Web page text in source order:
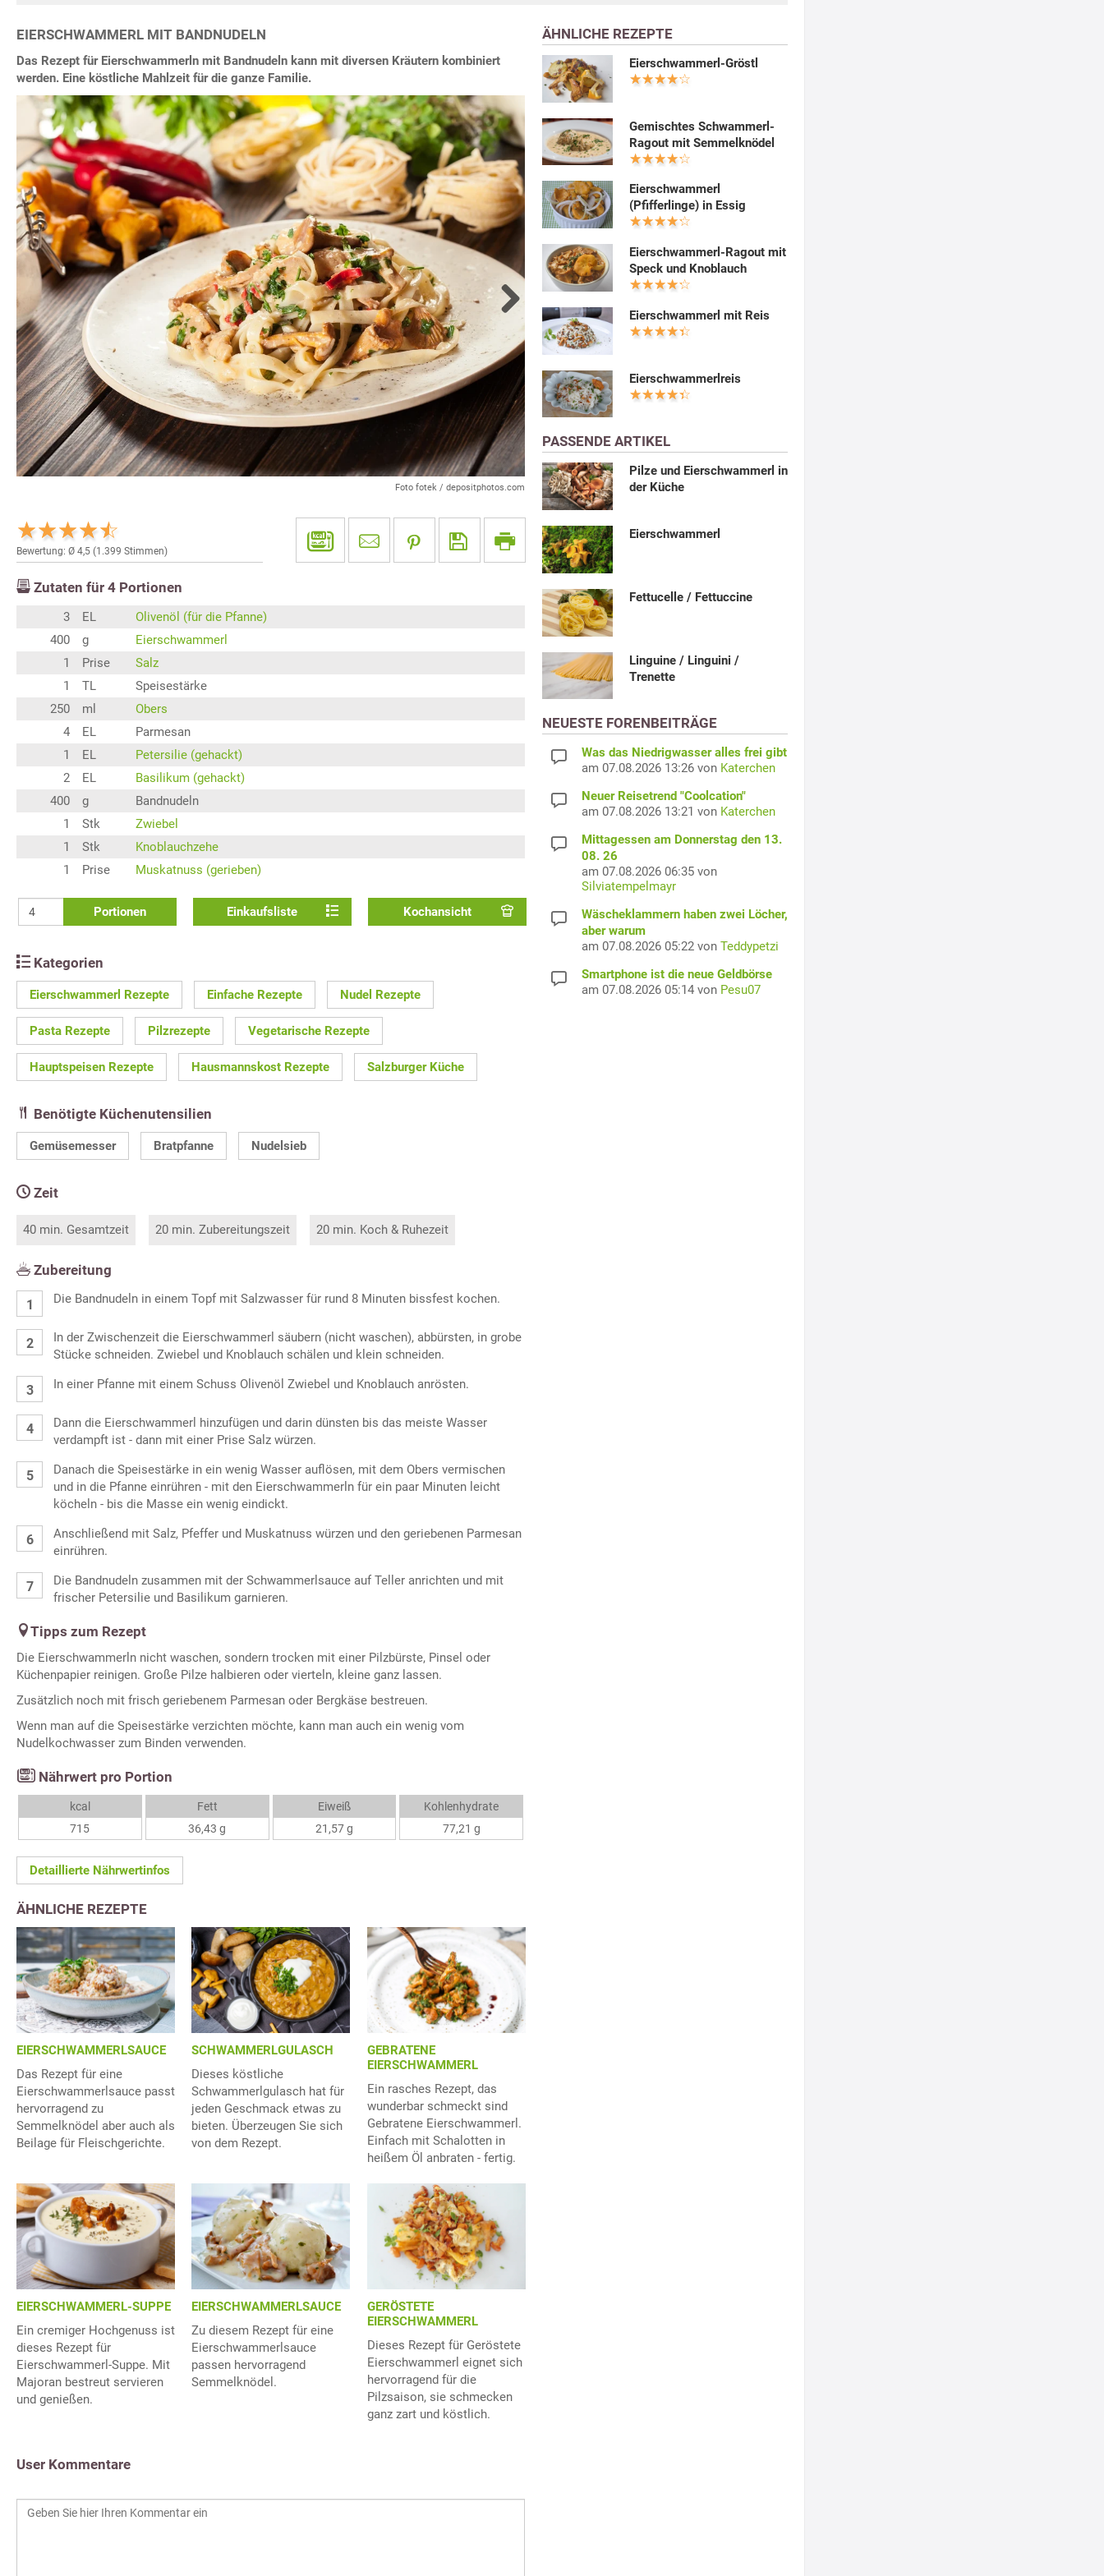
EIERSCHWAMMERL MIT BANDNUDELN
Das Rezept für Eierschwammerln mit Bandnudeln kann mit diversen Kräutern kombiniert
werden. Eine köstliche Mahlzeit für die ganze Familie.
Foto fotek / depositphotos.com
Bewertung: Ø 4,5 (1.399 Stimmen)
Zutaten für 4 Portionen
3 EL
Olivenöl (für die Pfanne)
400
g
Eierschwammerl
1
Prise
Salz
1
TL
Speisestärke
250
ml
Obers
4
EL
Parmesan
1
EL
Petersilie (gehackt)
2
EL
Basilikum (gehackt)
400
g
Bandnudeln
1
Stk
Zwiebel
1
Stk
Knoblauchzehe
1
Prise Muskatnuss (gerieben)
Portionen Einkaufsliste Kochansicht
Kategorien
Eierschwammerl Rezepte Einfache Rezepte Nudel Rezepte
Pasta Rezepte Pilzrezepte Vegetarische Rezepte
Hauptspeisen Rezepte Hausmannskost Rezepte Salzburger Küche
Benötigte Küchenutensilien
Gemüsemesser Bratpfanne Nudelsieb
Zeit
40 min. Gesamtzeit 20 min. Zubereitungszeit 20 min. Koch & Ruhezeit
Zubereitung
Die Bandnudeln in einem Topf mit Salzwasser für rund 8 Minuten bissfest kochen.
In der Zwischenzeit die Eierschwammerl säubern (nicht waschen), abbürsten, in grobe
Stücke schneiden. Zwiebel und Knoblauch schälen und klein schneiden.
In einer Pfanne mit einem Schuss Olivenöl Zwiebel und Knoblauch anrösten.
Dann die Eierschwammerl hinzufügen und darin dünsten bis das meiste Wasser
verdampft ist - dann mit einer Prise Salz würzen.
Danach die Speisestärke in ein wenig Wasser auflösen, mit dem Obers vermischen
und in die Pfanne einrühren - mit den Eierschwammerln für ein paar Minuten leicht
köcheln - bis die Masse ein wenig eindickt.
Anschließend mit Salz, Pfeffer und Muskatnuss würzen und den geriebenen Parmesan
einrühren.
Die Bandnudeln zusammen mit der Schwammerlsauce auf Teller anrichten und mit
frischer Petersilie und Basilikum garnieren.
Tipps zum Rezept
Die Eierschwammerln nicht waschen, sondern trocken mit einer Pilzbürste, Pinsel oder
Küchenpapier reinigen. Große Pilze halbieren oder vierteln, kleine ganz lassen.
Zusätzlich noch mit frisch geriebenem Parmesan oder Bergkäse bestreuen.
Wenn man auf die Speisestärke verzichten möchte, kann man auch ein wenig vom
Nudelkochwasser zum Binden verwenden.
Nährwert pro Portion
kcal
715
Fett
36,43 g
Eiweiß
21,57 g
Kohlenhydrate
77,21 g
Detaillierte Nährwertinfos
ÄHNLICHE REZEPTE
EIERSCHWAMMERLSAUCE
Das Rezept für eine
Eierschwammerlsauce passt
hervorragend zu
Semmelknödel aber auch als
Beilage für Fleischgerichte.
SCHWAMMERLGULASCH
Dieses köstliche
Schwammerlgulasch hat für
jeden Geschmack etwas zu
bieten. Überzeugen Sie sich
von dem Rezept.
GEBRATENE
EIERSCHWAMMERL
Ein rasches Rezept, das
wunderbar schmeckt sind
Gebratene Eierschwammerl.
Einfach mit Schalotten in
heißem Öl anbraten - fertig.
EIERSCHWAMMERL-SUPPE
Ein cremiger Hochgenuss ist
dieses Rezept für
Eierschwammerl-Suppe. Mit
Majoran bestreut servieren
und genießen.
EIERSCHWAMMERLSAUCE
Zu diesem Rezept für eine
Eierschwammerlsauce
passen hervorragend
Semmelknödel.
GERÖSTETE
EIERSCHWAMMERL
Dieses Rezept für Geröstete
Eierschwammerl eignet sich
hervorragend für die
Pilzsaison, sie schmecken
ganz zart und köstlich.
User Kommentare
ÄHNLICHE REZEPTE
Eierschwammerl-Gröstl
Gemischtes Schwammerl-
Ragout mit Semmelknödel
Eierschwammerl
(Pfifferlinge) in Essig
Eierschwammerl-Ragout mit
Speck und Knoblauch
Eierschwammerl mit Reis
Eierschwammerlreis
PASSENDE ARTIKEL
Pilze und Eierschwammerl in
der Küche
Eierschwammerl
Fettucelle / Fettuccine
Linguine / Linguini /
Trenette
NEUESTE FORENBEITRÄGE
Was das Niedrigwasser alles frei gibt
am 07.08.2026 13:26 von Katerchen
Neuer Reisetrend "Coolcation"
am 07.08.2026 13:21 von Katerchen
Mittagessen am Donnerstag den 13.
08. 26
am 07.08.2026 06:35 von
Silviatempelmayr
Wäscheklammern haben zwei Löcher,
aber warum
am 07.08.2026 05:22 von Teddypetzi
Smartphone ist die neue Geldbörse
am 07.08.2026 05:14 von Pesu07